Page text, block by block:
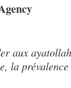
gency
aux
la